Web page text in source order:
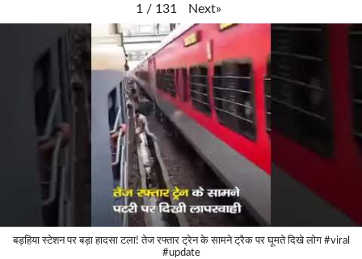
1 / 131 Next»
बड़हिया स्टेशन पर बड़ा हादसा टला! तेज रफ्तार ट्रेन के सामने ट्रैक पर घूमते दिखे लोग #viral
#update